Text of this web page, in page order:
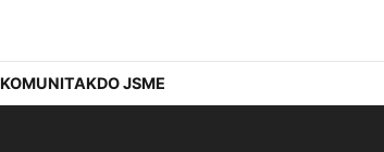
KOMUNITAKDO JSME